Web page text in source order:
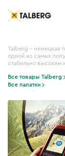
Talberg – немецкая
одной из самых
стабильно высоким
Все товары Talberg
Все палатки